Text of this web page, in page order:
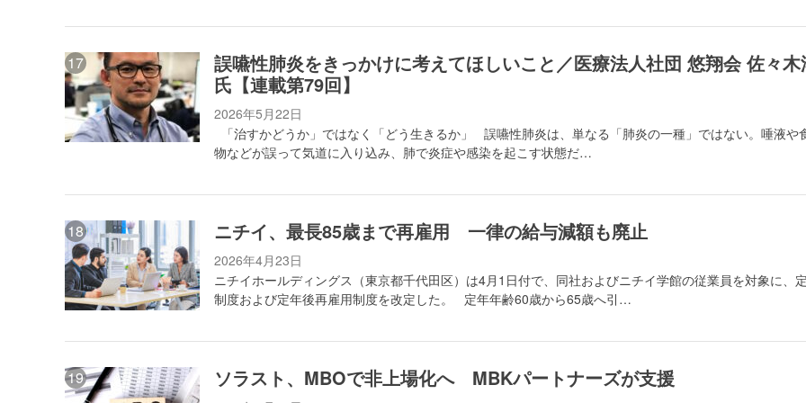
誤嚥性肺炎をきっかけに考えてほしいこと／医療法人社団 悠翔会 佐々木
氏【連載第79回】
2026年5月22日
「治すかどうか」ではなく「どう生きるか」 誤嚥性肺炎は、単なる「肺炎の一種」ではない。唾液や
物などが誤って気道に入り込み、肺で炎症や感染を起こす状態だ…
ニチイ、最長85歳まで再雇用 一律の給与減額も廃止
2026年4月23日
ニチイホールディングス（東京都千代田区）は4月1日付で、同社およびニチイ学館の従業員を対象に、
制度および定年後再雇用制度を改定した。 定年年齢60歳から65歳へ引…
ソラスト、MBOで非上場化へ MBKパートナーズが支援